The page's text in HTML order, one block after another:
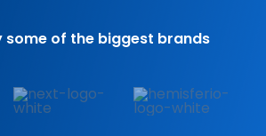
some of the biggest brands